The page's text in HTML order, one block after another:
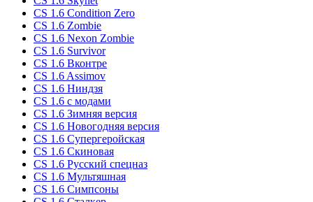
CS 1.6 Condition Zero
CS 1.6 Zombie
CS 1.6 Nexon Zombie
CS 1.6 Survivor
CS 1.6 Вконтре
CS 1.6 Assimov
CS 1.6 Ниндзя
CS 1.6 с модами
CS 1.6 Зимняя версия
CS 1.6 Новогодняя версия
CS 1.6 Супергеройская
CS 1.6 Скиновая
CS 1.6 Русский спецназ
CS 1.6 Мультяшная
CS 1.6 Симпсоны